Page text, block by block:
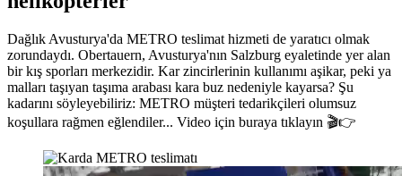
Dağlık Avusturya'da METRO teslimat hizmeti de yaratıcı olmak
zorundaydı. Obertauern, Avusturya'nın Salzburg eyaletinde yer alan
bir kış sporları merkezidir. Kar zincirlerinin kullanımı aşikar, peki ya
malları taşıyan taşıma arabası kara buz nedeniyle kayarsa? Şu
kadarını söyleyebiliriz: METRO müşteri tedarikçileri olumsuz
koşullara rağmen eğlendiler... Video için buraya tıklayın 🎬👉